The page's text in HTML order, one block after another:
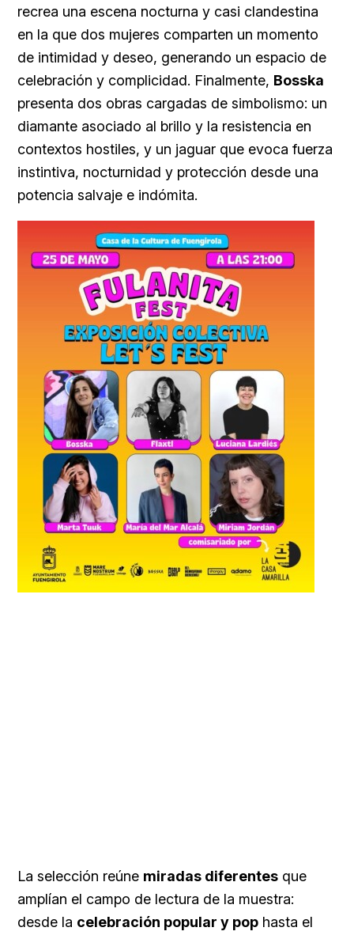
recrea una escena nocturna y casi clandestina
en la que dos mujeres comparten un momento
de intimidad y deseo, generando un espacio de
celebración y complicidad. Finalmente, Bosska
presenta dos obras cargadas de simbolismo: un
diamante asociado al brillo y la resistencia en
contextos hostiles, y un jaguar que evoca fuerza
instintiva, nocturnidad y protección desde una
potencia salvaje e indómita.
La selección reúne miradas diferentes que
amplían el campo de lectura de la muestra:
desde la celebración popular y pop hasta el